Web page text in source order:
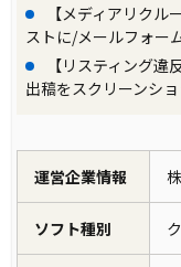
【メディアリクル
ストに/メールフォー
【リスティング違
出稿をスクリーンシ
運営企業情報
ソフト種別